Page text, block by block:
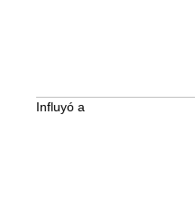
Influyó a